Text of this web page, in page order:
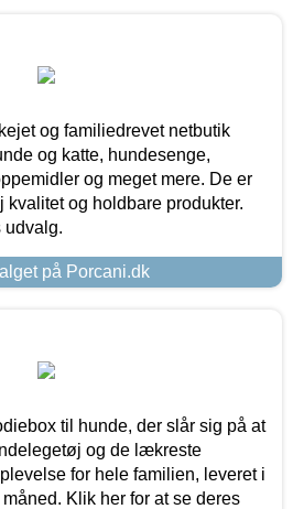
og familiedrevet netbutik
og katte, hundesenge,
og meget mere. De er
og holdbare produkter.
udvalg.
på Porcani.dk
til hunde, der slår sig på at
og de lækreste
for hele familien, leveret i
Klik her for at se deres